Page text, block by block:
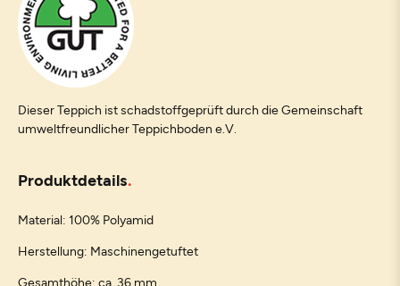
Dieser Teppich ist schadstoffgeprüft durch die Gemeinschaft
umweltfreundlicher Teppichboden e.V.
Produktdetails
Material: 100% Polyamid
Herstellung: Maschinengetuftet
Gesamthöhe: ca. 36 mm